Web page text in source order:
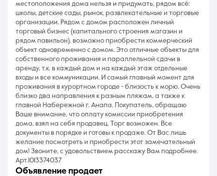
местоположения дома нельзя и придумать, рядом всё:
школы, детские сады, рынок, развлекательные и торговые
организации. Рядом с домом расположен личный
торговый бизнес (капитального строения магазин и
рядом павильон), возможно приобрести коммерческий
объект одновременно с домом. Это отличные объекты для
собственного проживания и параллельной сдачи в
аренду, т.к. в каждый дом и на каждый этаж отдельные
входы и все коммуникации. И самый главный момент для
проживания в курортном городе - близость к морю. Очень
близко два направления к разным пляжам, а также к
главной Набережной г. Анапа. Покупатель, обращаю
Ваше внимание, что оплату комиссии приобретения
дома, взял на себя продавец. Торг возможен. Все
документы в порядке и готовы к продаже. От Вас лишь
желание посмотреть и приобрести этот замечательный
дом! Звоните, с удовольствием расскажу Вам подробнее.
Арт.1013374037
объявление продает